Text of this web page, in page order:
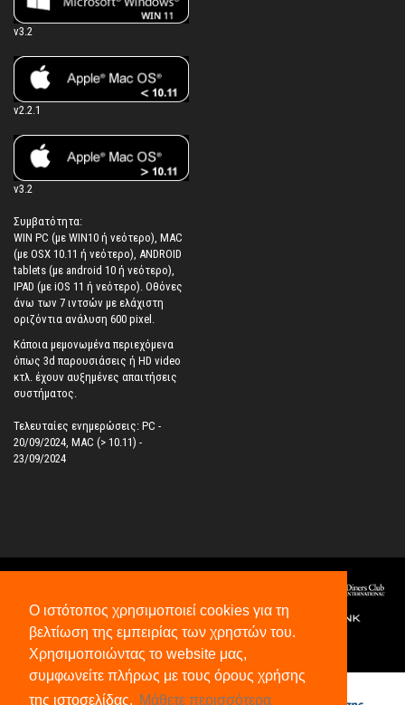
Ο ιστότοπος χρησιμοποιεί cookies για τη
βελτίωση της εμπειρίας των χρηστών του.
Χρησιμοποιώντας το website μας,
συμφωνείτε πλήρως με τους όρους χρήσης
της ιστοσελίδας. Μάθετε περισσότερα
v3.2
v2.2.1
v3.2
Συμβατότητα:
WIN PC (με WIN10 ή νεότερο), MAC
(με OSX 10.11 ή νεότερο), ANDROID
tablets (με android 10 ή νεότερο),
IPAD (με iOS 11 ή νεότερο). Oθόνες
άνω των 7 ιντσών με ελάχιστη
οριζόντια ανάλυση 600 pixel.
Κάποια μεμονωμένα περιεχόμενα
όπως 3d παρουσιάσεις ή HD video
κτλ. έχουν αυξημένες απαιτήσεις
συστήματος.
Τελευταίες ενημερώσεις: PC -
20/09/2024, MAC (> 10.11) -
23/09/2024
© 2026All Rights Reserved.